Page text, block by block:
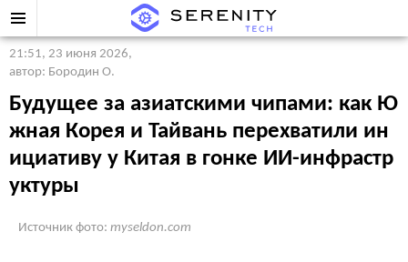
21:51, 23 июня 2026,
автор: Бородин О.
Будущее за азиатскими чипами: как Ю
жная Корея и Тайвань перехватили ин
ициативу у Китая в гонке ИИ-инфрастр
уктуры
Источник фото: myseldon.com